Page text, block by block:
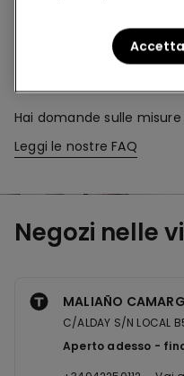
Programma Fedeltà
Hai domande sulle
Leggi le nostre FAQ
Negozi nelle
MALIAÑO
C/ALDAY S/N LOCAL
Aperto adesso